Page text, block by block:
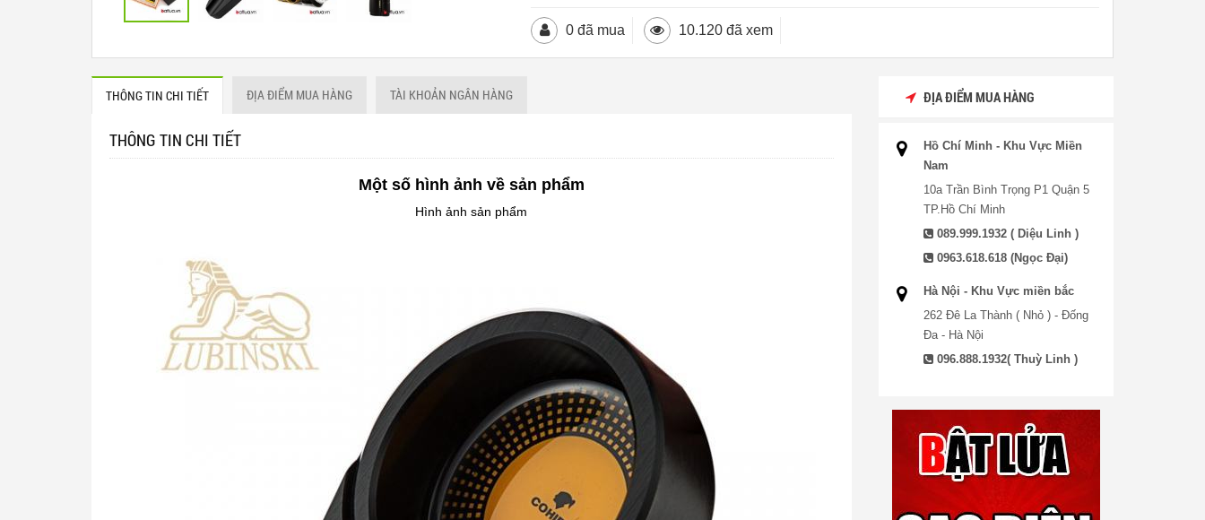
0 đã mua 10.120 đã xem
THÔNG TIN CHI TIẾT ĐỊA ĐIỂM MUA HÀNG TÀI KHOẢN NGÂN HÀNG
THÔNG TIN CHI TIẾT
Một số hình ảnh về sản phẩm
Hình ảnh sản phẩm
ĐỊA ĐIỂM MUA HÀNG
Hồ Chí Minh - Khu Vực Miền
Nam
10a Trần Bình Trọng P1 Quận 5
TP.Hồ Chí Minh
089.999.1932 ( Diệu Linh )
0963.618.618 (Ngọc Đại)
Hà Nội - Khu Vực miền bắc
262 Đê La Thành ( Nhỏ ) - Đống
Đa - Hà Nội
096.888.1932( Thuỳ Linh )